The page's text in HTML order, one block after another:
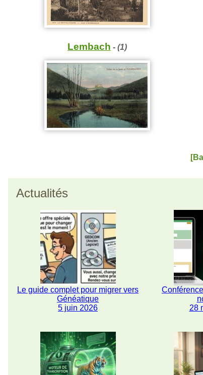
Lembach - (1)
Actualités
Le guide complet pour migrer vers
Généatique
5 juin 2026
28